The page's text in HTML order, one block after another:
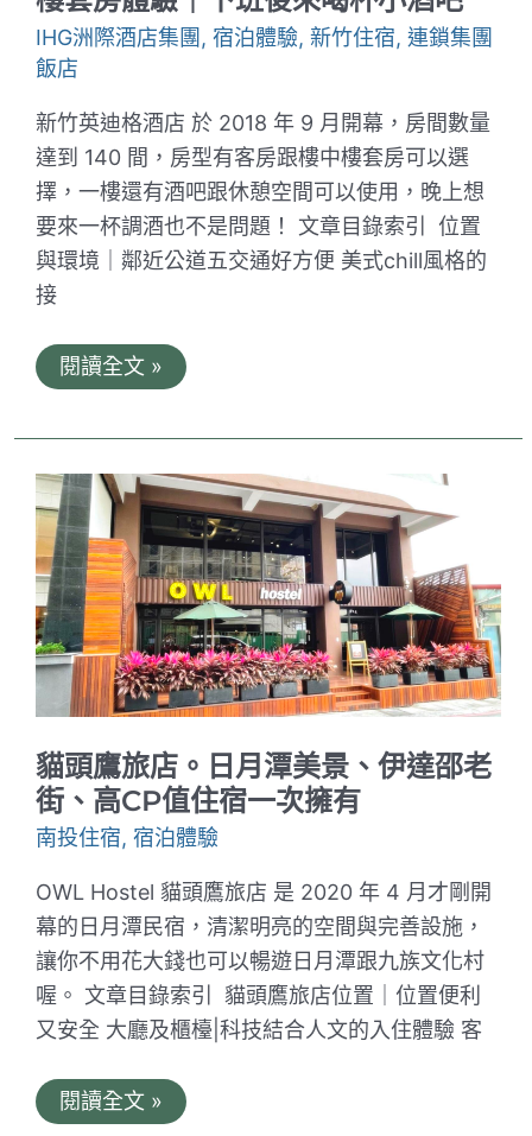
火
車
站
交
便
利
還
有
費
停
車
飯
店
IHG洲際酒店集團 , 宿泊體驗, 新竹住宿, 連鎖集團
飯店
新竹英迪格酒店 於 2018 年 9 月開幕，房間數量
達到 140 間，房型有客房跟樓中樓套房可以選
擇，一樓還有酒吧跟休憩空間可以使用，晚上想
要來一杯調酒也不是問題！ 文章目錄索引 位置
與環境｜鄰近公道五交通好方便 美式chill風格的
接
新
竹
酒
店。
無
人
出
其
右
的
樓
中
樓
套
體
驗
｜
下
班
喝
杯
小
酒
閱讀全文 »
貓頭鷹旅店。日月潭美景、伊達邵老
街、高CP值住宿一次擁有
南投住宿, 宿泊體驗
OWL Hostel 貓頭鷹旅店 是 2020 年 4 月才剛開
幕的日月潭民宿，清潔明亮的空間與完善設施，
讓你不用花大錢也可以暢遊日月潭跟九族文化村
喔。 文章目錄索引 貓頭鷹旅店位置｜位置便利
又安全 大廳及櫃檯|科技結合人文的入住體驗 客
貓
頭
閱讀全文 »